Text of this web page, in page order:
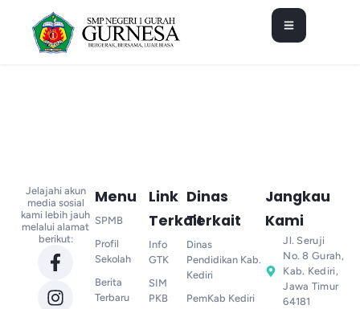
Jelajahi akun
media sosial
kami lebih jauh
melalui alamat
berikut:
Menu
SPMB
Profil
Sekolah
Berita
Terbaru
Link
Terkait
Info
GTK
SIM
PKB
Dinas
Terkait
Dinas
Pendidikan Kab.
Kediri
PemKab Kediri
Jangkau
Kami
Jl. Seruji
No. 8 Gurah,
Kab. Kediri,
Jawa Timur
64181